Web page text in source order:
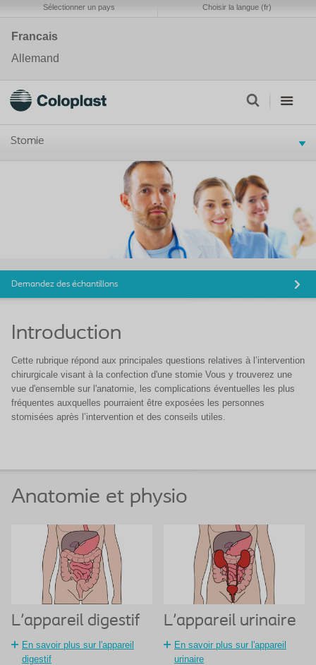
Sélectionner un pays Choisir la langue (fr)
Francais
Allemand
Stomie
Demandez des échantillons
Introduction
Cette rubrique répond aux principales questions relatives à l’intervention
chirurgicale visant à la confection d'une stomie Vous y trouverez une
vue d'ensemble sur l'anatomie, les complications éventuelles les plus
fréquentes auxquelles pourraient être exposées les personnes
stomisées après l’intervention et des conseils utiles.
Anatomie et physio
L'appareil digestif
En savoir plus sur l'appareil
digestif
L'appareil urinaire
En savoir plus sur l'appareil
urinaire